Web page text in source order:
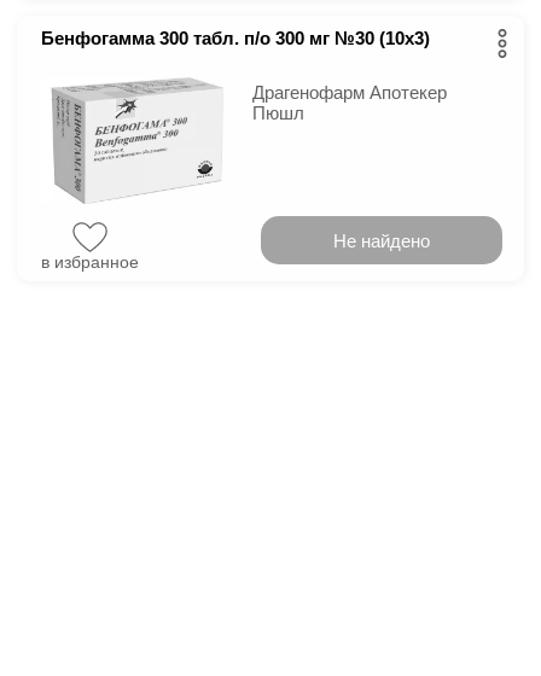
Бенфогамма 300 табл. п/о 300 мг №30 (10х3)
Драгенофарм Апотекер
Пюшл
в избранное
Не найдено